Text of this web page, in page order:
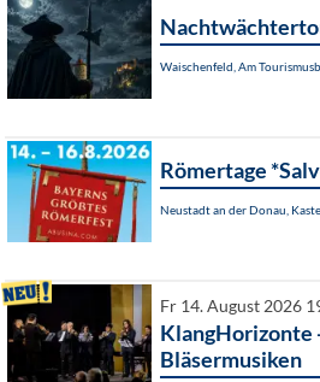
Waischenfeld, Am
Römertage
Neustadt an der Donau,
Fr 14. August 2026
KlangHorizonte
Bläsermusiken